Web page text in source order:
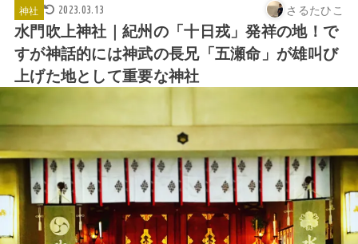
神社 2023.03.13 さるたひこ
水門吹上神社｜紀州の「十日戎」発祥の地！で
すが神話的には神武の長兄「五瀬命」が雄叫び
上げた地として重要な神社